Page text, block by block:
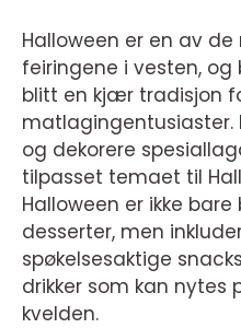
Halloween er en av
feiringene i vesten, og
blitt en kjær tradisjon
og dekorere
tilpasset temaet til
Halloween er ikke
desserter, men
spøkelsesaktige
drikker som kan nytes
kvelden.